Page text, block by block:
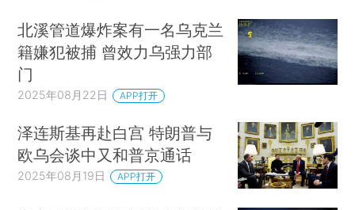
北溪管道爆炸案有一名乌克兰
籍嫌犯被捕 曾效力乌强力部
门
2025年08月22日 APP打开
泽连斯基再赴白宫 特朗普与
欧乌会谈中又和普京通话
2025年08月19日 APP打开